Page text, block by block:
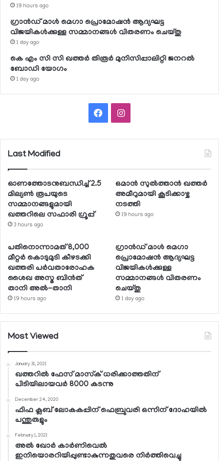
19 hours ago
ഗ്രാന്‍ഡ് മാള്‍ മെഗാ പ്രൊമോഷന്‍ ആദ്യഘട്ട
വിജയികള്‍ക്കുള്ള സമ്മാനങ്ങള്‍ വിതരണം ചെയ്തു
1 day ago
കെ എം സി സി ഖത്തര്‍ തിരൂര്‍ മുനിസിപ്പാലിറ്റി ജനറല്‍
ബോഡി യോഗം
1 day ago
FacebookInstagram
Last Modified
ഓണത്തോടനുബന്ധിച്ച് 2.5
മില്യണ്‍ രൂപയുടെ
സമ്മാനങ്ങളുമായി
ഖത്തറിലെ സഫാരി ഗ്രൂപ്പ്
3 hours ago
ഒമാന്‍ സുല്‍ത്താന്‍ ഖത്തര്‍
അമീറുമായി കൂടിക്കാഴ്ച
നടത്തി
19 hours ago
പതിനൊന്നാമത് 8,000
മീറ്റര്‍ കൊടുമുടി കീഴടക്കി
ഖത്തരി പര്‍വതാരോഹക
ശൈഖ അസ്മ ബിന്‍ത്
താനി അല്‍-താനി
19 hours ago
ഗ്രാന്‍ഡ് മാള്‍ മെഗാ
പ്രൊമോഷന്‍ ആദ്യഘട്ട
വിജയികള്‍ക്കുള്ള
സമ്മാനങ്ങള്‍ വിതരണം
ചെയ്തു
1 day ago
Most Viewed
January 31, 2021
ഖത്തറില്‍ ഫേസ് മാസ്‌ക് ധരിക്കാത്തതിന്
പിടിയിലായവര്‍ 8000 കടന്നു
December 24, 2020
ഫിഫ ക്ലബ് ലോകകപ്പിന് ഫെബ്രുവരി ഒന്നിന് ദോഹയില്‍
പന്തുരുളും
February 1, 2021
അല്‍ ഖോര്‍ കാര്‍ണിവെല്‍
ഇനിയൊരറിയിപ്പുണ്ടാകുന്നതുവരെ നിര്‍ത്തിവെച്ചു